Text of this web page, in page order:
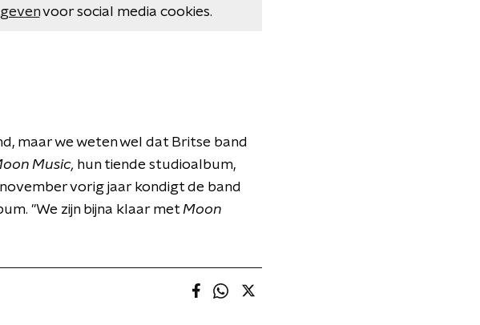
voor social media cookies.
maar we weten wel dat Britse band
Music, hun tiende studioalbum,
vorig jaar kondigt de band
"We zijn bijna klaar met Moon